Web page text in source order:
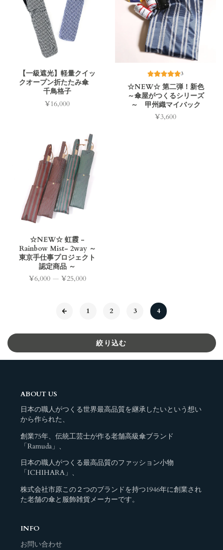
【一級遮光】軽量クイッ
クオープン折たたみ傘
千鳥格子
価
¥16,000
3
☆NEW☆ 第二弾！新色
～傘屋がつくるシリーズ
～ 甲州織マイバック
価
¥3,600
☆NEW☆ 虹霞 -
Rainbow Mist- 2way ～
東京手仕事プロジェクト
認定商品 ～
価
¥6,000 — ¥25,000
1 2 3 4
絞り込む
ABOUT US
日本の職人がつくる世界最高品質を継承したいという想い
から作られた、
創業75年、伝統工芸士が作る老舗高級傘ブランド
「Ramuda」、
日本の職人がつくる最高品質のファッション小物
「ICHIHARA」、
株式会社市原この２つのブランドを持つ1946年に創業され
た老舗の傘と服飾雑貨メーカーです。
INFO
お問い合わせ